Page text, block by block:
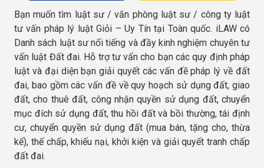
Bạn muốn tìm luật sư / văn phòng luật sư / công ty luật
tư vấn pháp lý luật Giỏi – Uy Tín tại Toàn quốc. iLAW có
Danh sách luật sư nổi tiếng và đầy kinh nghiệm chuyên tư
vấn luật Đất đai. Hỗ trợ tư vấn cho bạn các quy định pháp
luật và đại diện bạn giải quyết các vấn đề pháp lý về đất
đai, bao gồm các vấn đề về quy hoạch sử dụng đất, giao
đất, cho thuê đất, công nhận quyền sử dụng đất, chuyển
mục đích sử dụng đất, thu hồi đất và bồi thường, tái định
cư, chuyển quyền sử dụng đất (mua bán, tặng cho, thừa
kế), thế chấp, khiếu nại, khởi kiện và giải quyết tranh chấp
đất đai.